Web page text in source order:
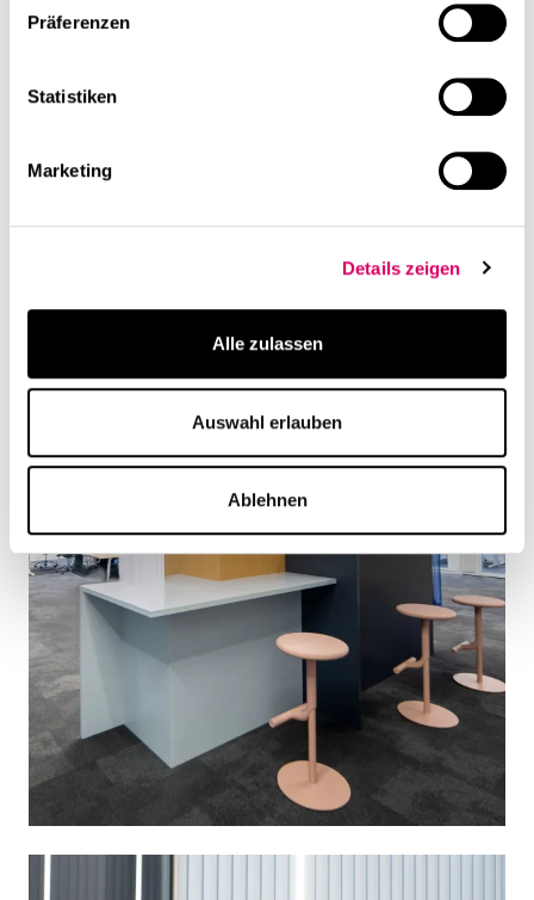
Präferenzen
Statistiken
Marketing
Details zeigen
Alle zulassen
Auswahl erlauben
Ablehnen